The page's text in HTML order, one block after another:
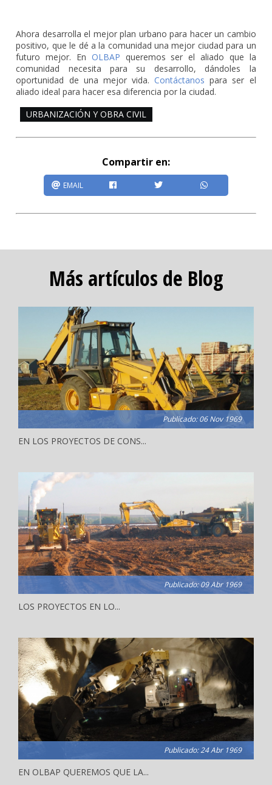
Ahora desarrolla el mejor plan urbano para hacer un cambio
positivo, que le dé a la comunidad una mejor ciudad para un
futuro mejor. En OLBAP queremos ser el aliado que la
comunidad necesita para su desarrollo, dándoles la
oportunidad de una mejor vida.Contáctanos para ser el
aliado ideal para hacer esa diferencia por la ciudad.
URBANIZACIÓN Y OBRA CIVIL
Compartir en:
EMAIL
Más artículos de Blog
Publicado: 06 Nov 1969
EN LOS PROYECTOS DE CONS...
Publicado: 09 Abr 1969
LOS PROYECTOS EN LO...
Publicado: 24 Abr 1969
EN OLBAP QUEREMOS QUE LA...